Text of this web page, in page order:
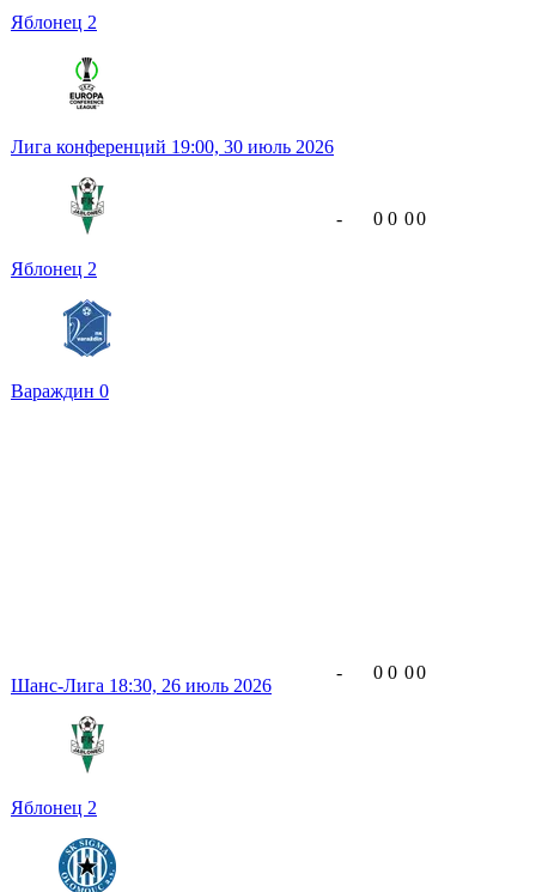
Яблонец 2
Лига конференций 19:00, 30 июль 2026
Яблонец 2
Вараждин 0
- 0 0 00
Шанс-Лига 18:30, 26 июль 2026
Яблонец 2
- 0 0 00